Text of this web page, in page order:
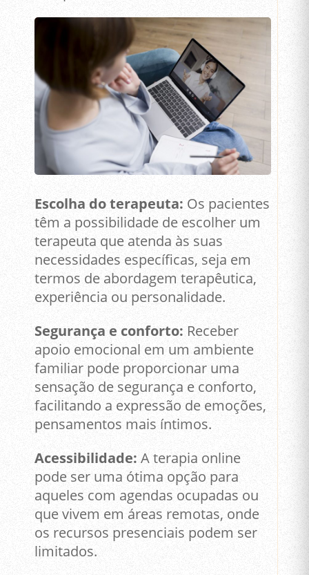
Escolha do terapeuta: Os pacientes
têm a possibilidade de escolher um
terapeuta que atenda às suas
necessidades específicas, seja em
termos de abordagem terapêutica,
experiência ou personalidade.
Segurança e conforto: Receber
apoio emocional em um ambiente
familiar pode proporcionar uma
sensação de segurança e conforto,
facilitando a expressão de emoções,
pensamentos mais íntimos.
Acessibilidade: A terapia online
pode ser uma ótima opção para
aqueles com agendas ocupadas ou
que vivem em áreas remotas, onde
os recursos presenciais podem ser
limitados.